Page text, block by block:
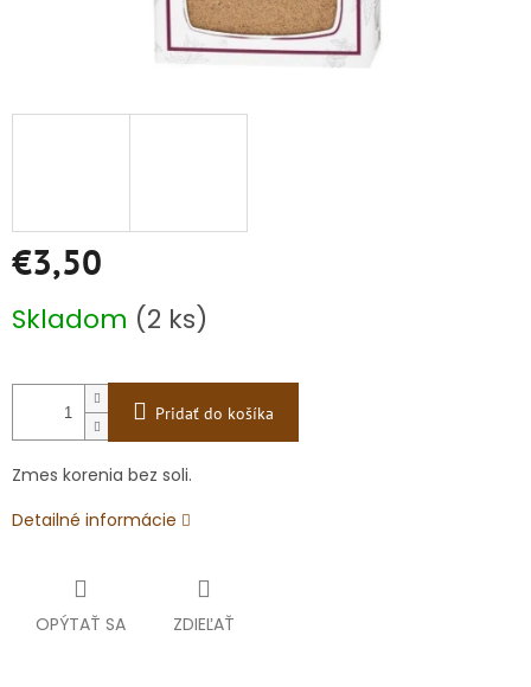
€3,50
cena:
Skladom (2 ks)
Pridať do košíka
Zmes korenia bez soli.
Detailné informácie
OPÝTAŤ SA ZDIEĽAŤ